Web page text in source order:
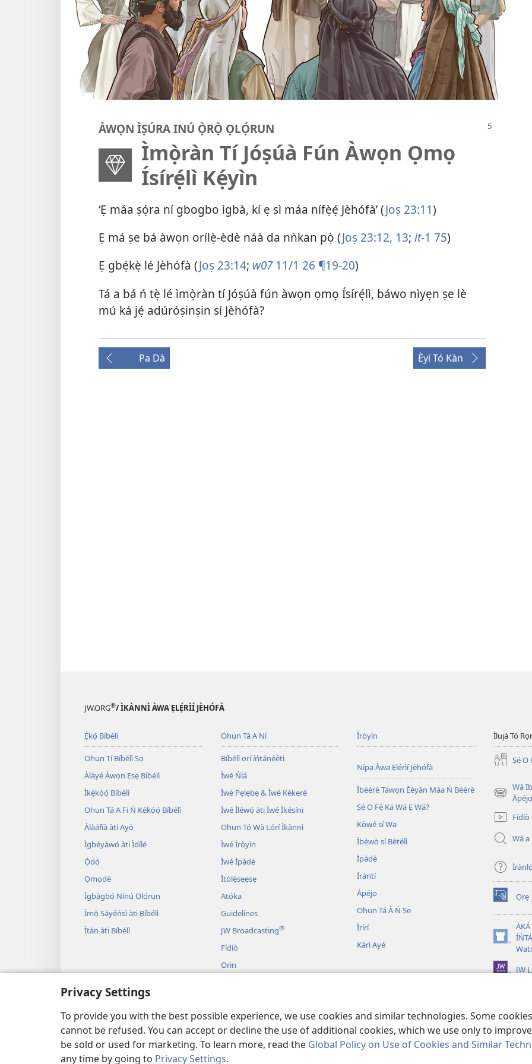
Privacy Settings
To provide you with the best possible experience, we use cookies and similar technologies. Some
cannot be refused. You can accept or decline the use of additional cookies, which we use only to
be sold or used for marketing. To learn more, read the Global Policy on Use of Cookies and Similar
any time by going to Privacy Settings.
ÀWỌN ÌṢÚRA INÚ Ọ̀RỌ̀ ỌLỌ́RUN
Ìmọ̀ràn Tí Jóṣúà Fún Àwọn Ọmọ
Ísírẹ́lì Kẹ́yìn
‘Ẹ máa ṣọ́ra ní gbogbo ìgbà, kí ẹ sì máa nífẹ̀ẹ́ Jèhófà’ (Joṣ 23:11)
Ẹ má ṣe bá àwọn orílẹ̀-èdè náà da nǹkan pọ̀ (Joṣ 23:12, 13; it-1 75)
Ẹ gbẹ́kẹ̀ lé Jèhófà (Joṣ 23:14; w07 11/1 26 ¶19-20)
Tá a bá ń tẹ̀ lé ìmọ̀ràn tí Jóṣúà fún àwọn ọmọ Ísírẹ́lì, báwo nìyẹn ṣe lè
mú ká jẹ́ adúróṣinṣin sí Jèhófà?
Pa Dà Èyí Tó Kàn
JW.ORG®/ ÌKÀNNÌ ÀWA ẸLẸ́RÌÍ JÈHÓFÀ
Ẹ̀kọ́ Bíbélì
Ohun Tí Bíbélì Sọ
Àlàyé Àwọn Ẹsẹ Bíbélì
Ìkẹ́kọ̀ọ́ Bíbélì
Ohun Tá A Fi Ń Kẹ́kọ̀ọ́ Bíbélì
Àlàáfíà àti Ayọ̀
Ìgbéyàwó àti Ìdílé
Ọ̀dọ́
Ọmọdé
Ìgbàgbọ́ Nínú Ọlọ́run
Ìmọ̀ Sáyẹ́ǹsì àti Bíbélì
Ìtàn àti Bíbélì
Ohun Tá A Ní
Bíbélì orí íńtánẹ́ẹ̀tì
Ìwé Ńlá
Ìwé Pẹlẹbẹ & Ìwé Kékeré
Ìwé Ìléwọ́ àti Ìwé Ìkésíni
Ohun Tó Wà Lórí Ìkànnì
Ìwé Ìròyìn
Ìwé Ìpàdé
Ìtòlẹ́sẹẹsẹ
Atọ́ka
Guidelines
JW Broadcasting®
Fídíò
Orin
Bíbélì Kíkà Bí Ẹni Ṣe Eré Ìtàn
Ìròyìn
Nípa Àwa Ẹlẹ́rìí Jèhófà
Ìbéèrè Táwọn Èèyàn Máa Ń Béèrè
Ṣé O Fẹ́ Ká Wá Ẹ Wá?
Kọ̀wé sí Wa
Ìbẹ̀wò sí Bẹ́tẹ́lì
Ìpàdé
Ìrántí
Àpéjọ
Ohun Tá À Ń Ṣe
Ìrírí
Kárí Ayé
Ìlujá Tó
Ṣé O
Wá
(opens
window)
Fídíò
Wá a
Ọrẹ
(opens
new
window)
(opens
window)JW